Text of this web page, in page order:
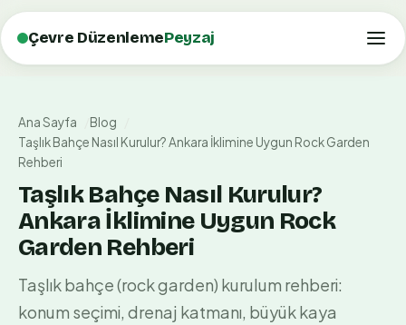
Çevre DüzenlemePeyzaj
Ana Sayfa
Blog
Taşlık Bahçe Nasıl Kurulur? Ankara İklimine Uygun Rock Garden
Rehberi
Taşlık Bahçe Nasıl Kurulur?
Ankara İklimine Uygun Rock
Garden Rehberi
Taşlık bahçe (rock garden) kurulum rehberi:
konum seçimi, drenaj katmanı, büyük kaya